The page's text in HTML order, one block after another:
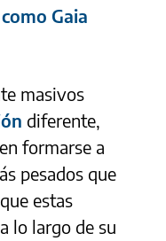
Gaia
masivos
diferente,
formarse a
pesados que
estas
lo largo de su